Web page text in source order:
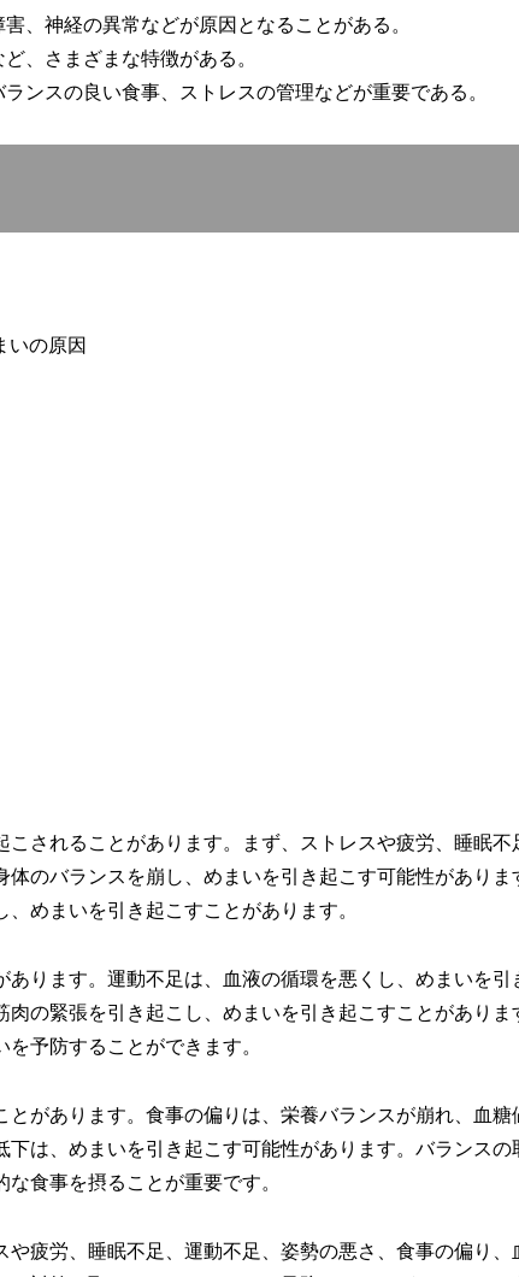
、神経の異常などが原因となることがある。
、さまざまな特徴がある。
ンスの良い食事、ストレスの管理などが重要である。
されることがあります。まず、ストレスや疲労、睡眠不
のバランスを崩し、めまいを引き起こす可能性がありま
めまいを引き起こすことがあります。
ります。運動不足は、血液の循環を悪くし、めまいを引
の緊張を引き起こし、めまいを引き起こすことがありま
予防することができます。
があります。食事の偏りは、栄養バランスが崩れ、血糖
は、めまいを引き起こす可能性があります。バランスの
食事を摂ることが重要です。
疲労、睡眠不足、運動不足、姿勢の悪さ、食事の偏り、